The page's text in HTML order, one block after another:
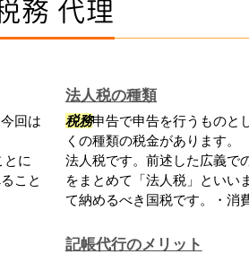
務 代理
回は
とに
こと
法人税の種類
税務申告で申告を行うものと
くの種類の税金があります。
法人税です。前述した広義で
をまとめて「法人税」といい
て納めるべき国税です。・消
記帳代行のメリット